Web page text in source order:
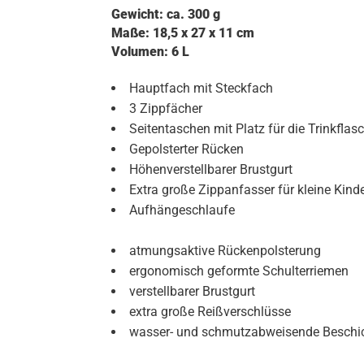
Gewicht: ca. 300 g
Maße: 18,5 x 27 x 11 cm
Volumen: 6 L
Hauptfach mit Steckfach
3 Zippfächer
Seitentaschen mit Platz für die
Gepolsterter Rücken
Höhenverstellbarer Brustgurt
Extra große Zippanfasser für kleine
Aufhängeschlaufe
atmungsaktive Rückenpolsterung
ergonomisch geformte Schulterriemen
verstellbarer Brustgurt
extra große Reißverschlüsse
wasser- und schmutzabweisende